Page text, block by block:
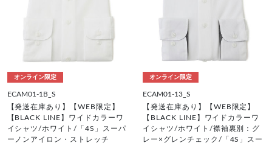
オンライン限定
ECAM01-1B_S
【発送在庫あり】【WEB限定】
【BLACK LINE】ワイドカラーワ
イシャツ/ホワイト/「4S」スーパ
ーノンアイロン・ストレッチ
オンライン限定
ECAM01-13_S
【発送在庫あり】【WEB限定】
【BLACK LINE】ワイドカラーワ
イシャツ/ホワイト/襟袖裏別：グ
レー×グレンチェック/「4S」スー